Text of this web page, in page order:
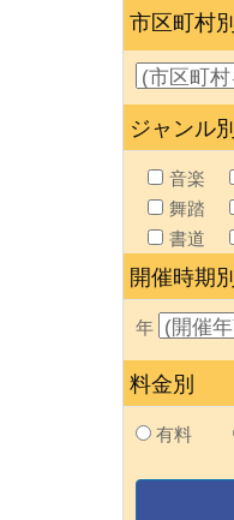
市区町村別
ジャンル別
音楽
舞踏
書道
開催時期別
年
料金別
有料